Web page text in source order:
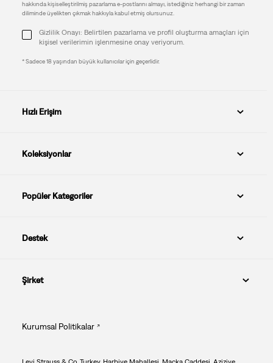
hakkında kişiselleştirilmiş pazarlama e-postlarını almayı, istediğiniz herhangi bir zaman
diliminde üyelikten çıkmak hakkıyla kabul etmiş olursunuz.
Gizlilik Onayı: Belirtilen pazarlama ve profil oluşturma amaçları için
kişisel verilerimin işlenmesine onay veriyorum.
* Sadece 18 yaşından büyük kullanıcılar için geçerlidir.
Hızlı Erişim
Koleksiyonlar
Popüler Kategoriler
Destek
Şirket
Kurumsal Politikalar